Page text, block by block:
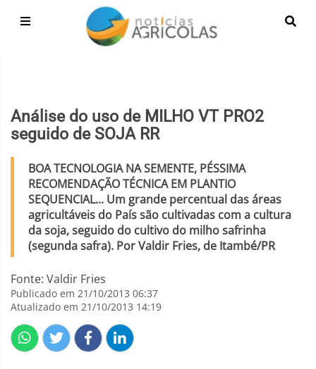
Análise do uso de MILHO VT PRO2
seguido de SOJA RR
BOA TECNOLOGIA NA SEMENTE, PÉSSIMA
RECOMENDAÇÃO TÉCNICA EM PLANTIO
SEQUENCIAL... Um grande percentual das áreas
agricultáveis do País são cultivadas com a cultura
da soja, seguido do cultivo do milho safrinha
(segunda safra). Por Valdir Fries, de Itambé/PR
Fonte: Valdir Fries
Publicado em 21/10/2013 06:37
Atualizado em 21/10/2013 14:19